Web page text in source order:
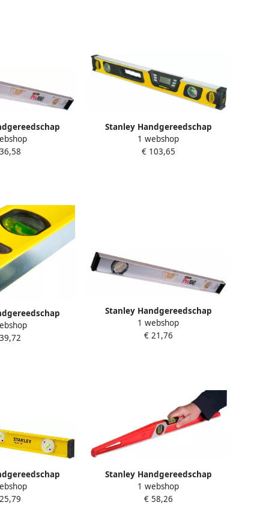
1200mm 3L met
1-42-923
Stanley Handgereedschap
FatMax Digitale Waterpas | 120
cm 0-42-086
1 webshop
€ 103,65
Classic |
43107
Stanley Handgereedschap
Waterpas I-Beam | 400mm 2L
met 180° Libel 1-42-919
1 webshop
€ 21,76
600mm 3L met
1-42-920
Stanley Handgereedschap
FatMax MLH Waterpas
Magnetisch | 500mm 1-42-422
1 webshop
€ 58,26